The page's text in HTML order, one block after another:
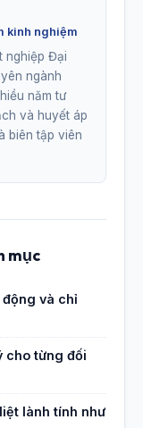
kinh nghiệm
nghiệp Đại
ngành
năm tư
và huyết áp
biên tập viên
mục
và chỉ
cho từng đối
lành tính như